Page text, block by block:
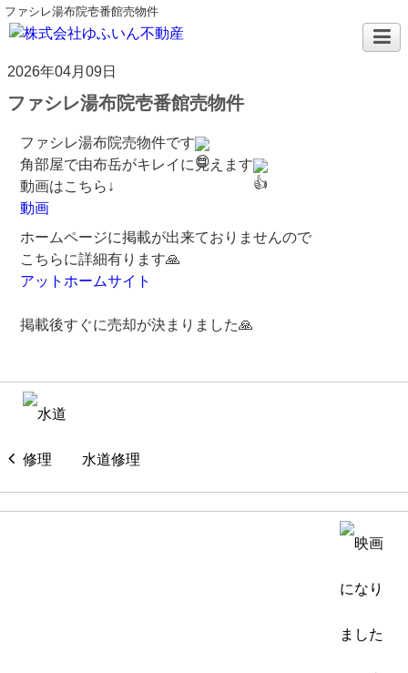
ファシレ湯布院壱番館売物件
2026年04月09日
ファシレ湯布院壱番館売物件
ファシレ湯布院売物件です
角部屋で由布岳がキレイに見えます
動画はこちら↓
動画
ホームページに掲載が出来ておりませんので
こちらに詳細有ります🙏
アットホームサイト
掲載後すぐに売却が決まりました🙏
水道修理